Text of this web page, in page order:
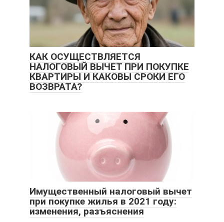
КАК ОСУЩЕСТВЛЯЕТСЯ
НАЛОГОВЫЙ ВЫЧЕТ ПРИ ПОКУПКЕ
КВАРТИРЫ И КАКОВЫ СРОКИ ЕГО
ВОЗВРАТА?
Имущественный налоговый вычет
при покупке жилья в 2021 году:
изменения, разъяснения